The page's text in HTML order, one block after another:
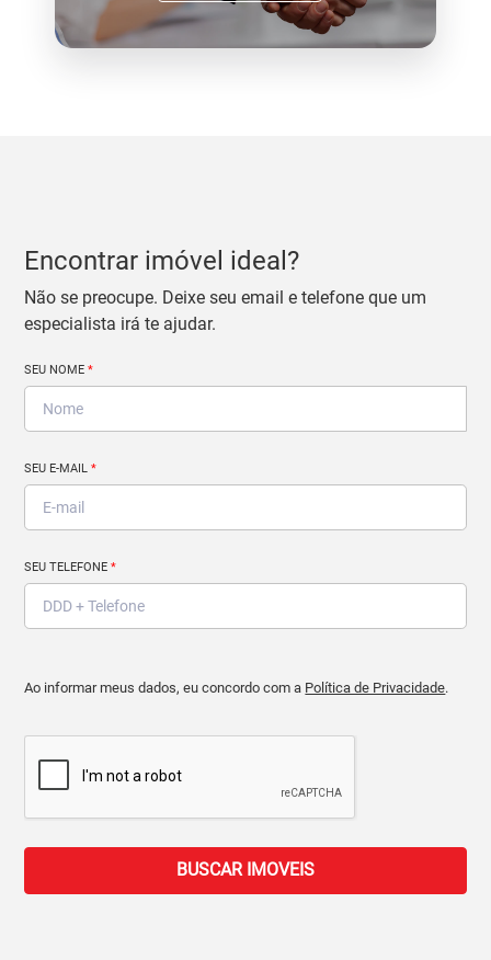
Encontrar imóvel ideal?
Não se preocupe. Deixe seu email e telefone que um
especialista irá te ajudar.
SEU NOME*
SEU E-MAIL*
SEU TELEFONE*
Ao informar meus dados, eu concordo com a Política de Privacidade.
BUSCAR IMOVEIS